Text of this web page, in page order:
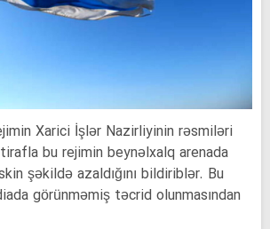
Xarici İşlər Nazirliyinin rəsmiləri
bu rejimin beynəlxalq arenada
şəkildə azaldığını bildiriblər. Bu
görünməmiş təcrid olunmasından